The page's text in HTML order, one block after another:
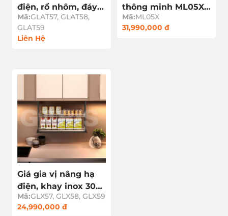
điện, rổ nhôm, đáy
dạng kín GLAT5
Mã:GLAT57, GLAT58,
GLAT59
Liên Hệ
thông minh ML05X -
(Ngừng bán)
Mã:ML05X
31,990,000 đ
Giá gia vị nâng hạ
điện, khay inox 304,
đáy dạng nan GLX5
cảm ứng chạm
Mã:GLX57, GLX58, GLX59
24,990,000 đ